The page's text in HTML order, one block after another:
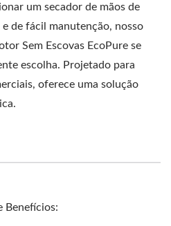
um secador de mãos de
de fácil manutenção, nosso
Sem Escovas EcoPure se
escolha. Projetado para
oferece uma solução
Benefícios: